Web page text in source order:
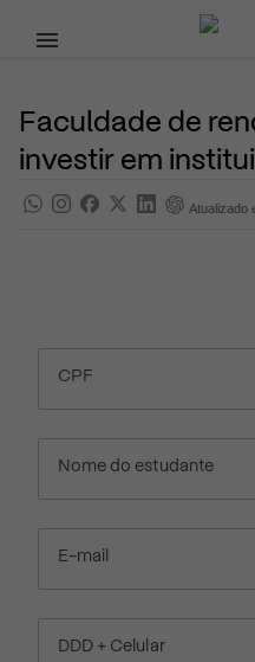
Pular para o conteúdo
Faculdade de
investir em
padrão?
Atualizado
CPF
Nome do estudante
E-mail
DDD + Celular